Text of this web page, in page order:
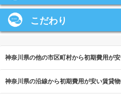
こだわり
神奈川県の他の市区町村から初期費用が
神奈川県の沿線から初期費用が安い賃貸